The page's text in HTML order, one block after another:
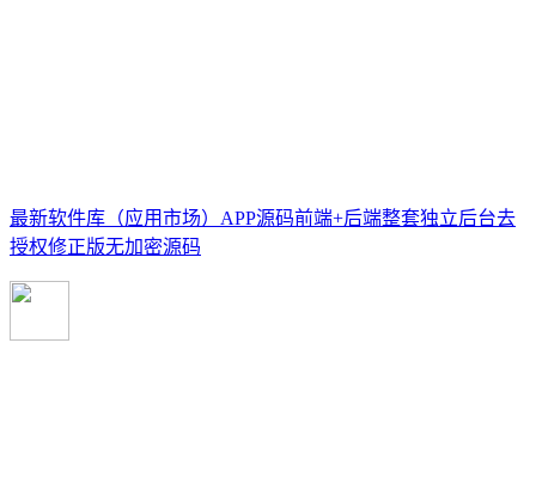
最新软件库（应用市场）APP源码前端+后端整套独立后台去
授权修正版无加密源码